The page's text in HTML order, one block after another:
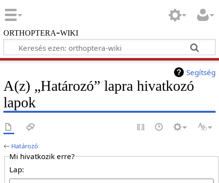
orthoptera-wiki
Segítség
A(z) „Határozó” lapra hivatkozó
lapok
← Határozó
Mi hivatkozik erre?
Lap: